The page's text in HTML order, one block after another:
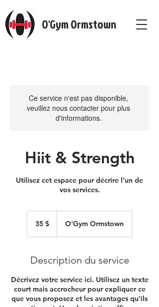
O'Gym Ormstown
Ce service n'est pas disponible,
veuillez nous contacter pour plus
d'informations.
Hiit & Strength
Utilisez cet espace pour décrire l'un de
vos services.
35 $ O'Gym Ormstown
Description du service
Décrivez votre service ici. Utilisez un texte
court mais accrocheur pour expliquer ce
que vous proposez et les avantages qu'ils